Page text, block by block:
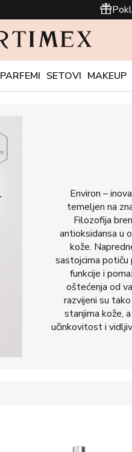
PARFEMI SETOVI MAKEUP
Environ –
temeljen na
Filozofija
antioksidansa u
kože.
sastojcima potiču
funkcije i
oštećenja od
razvijeni su
stanjima kože,
učinkovitost i